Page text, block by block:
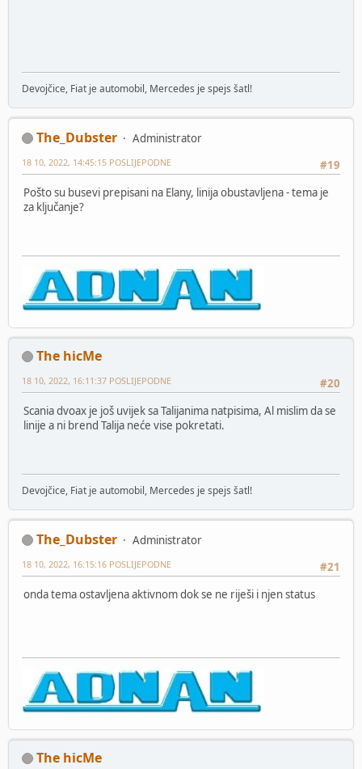
Devojčice, Fiat je automobil, Mercedes je spejs šatl!
The_Dubster
Administrator
#19
18 10, 2022, 14:45:15 POSLIJEPODNE
Pošto su busevi prepisani na Elany, linija obustavljena - tema je
za ključanje?
The hicMe
#20
18 10, 2022, 16:11:37 POSLIJEPODNE
Scania dvoax je još uvijek sa Talijanima natpisima, Al mislim da se
linije a ni brend Talija neće vise pokretati.
Devojčice, Fiat je automobil, Mercedes je spejs šatl!
The_Dubster
Administrator
#21
18 10, 2022, 16:15:16 POSLIJEPODNE
onda tema ostavljena aktivnom dok se ne riješi i njen status
The hicMe